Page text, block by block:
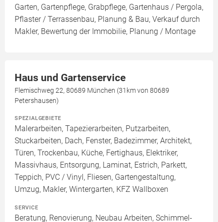
Garten, Gartenpflege, Grabpflege, Gartenhaus / Pergola,
Pflaster / Terrassenbau, Planung & Bau, Verkauf durch
Makler, Bewertung der Immobilie, Planung / Montage
Haus und Gartenservice
Flemischweg 22, 80689 München (31km von 80689
Petershausen)
SPEZIALGEBIETE
Malerarbeiten, Tapezierarbeiten, Putzarbeiten,
Stuckarbeiten, Dach, Fenster, Badezimmer, Architekt,
Türen, Trockenbau, Küche, Fertighaus, Elektriker,
Massivhaus, Entsorgung, Laminat, Estrich, Parkett,
Teppich, PVC / Vinyl, Fliesen, Gartengestaltung,
Umzug, Makler, Wintergarten, KFZ Wallboxen
SERVICE
Beratung, Renovierung, Neubau Arbeiten, Schimmel-